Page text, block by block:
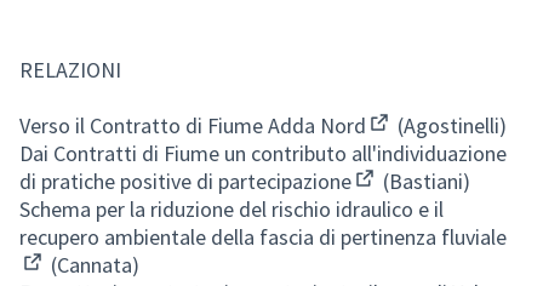
RELAZIONI
Verso il Contratto di Fiume Adda Nord
(Apre in una nuova
(Agostinelli)
Dai Contratti di Fiume un contributo all'individuazione
di pratiche positive di partecipazione
(Apre in una nuova
(Bastiani)
Schema per la riduzione del rischio idraulico e il
recupero ambientale della fascia di pertinenza fluviale
(Cannata)